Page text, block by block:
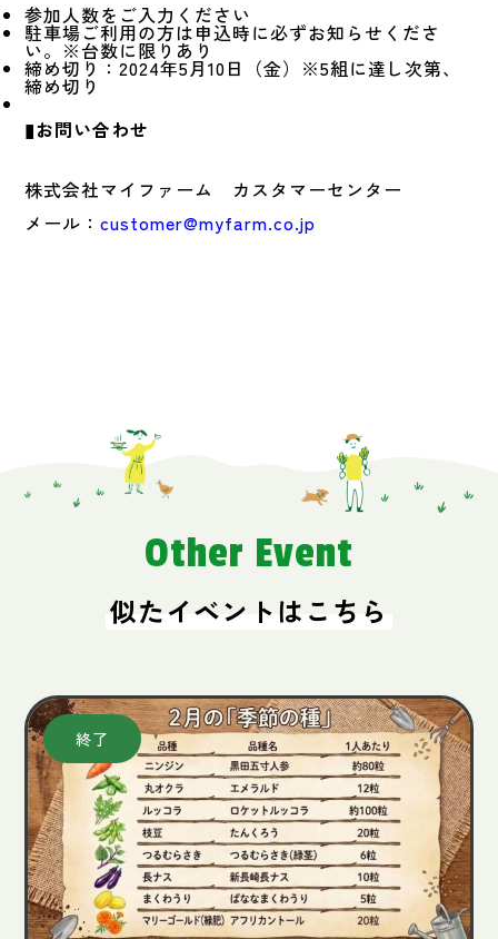
参加人数をご入力ください
駐車場ご利用の方は申込時に必ずお知らせくださ
い。※台数に限りあり
締め切り：2024年5月10日（金）※5組に達し次第、
締め切り
▮お問い合わせ
株式会社マイファーム カスタマーセンター
メール：customer@myfarm.co.jp
Other Event
似たイベントはこちら